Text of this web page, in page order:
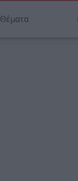
Θέματα